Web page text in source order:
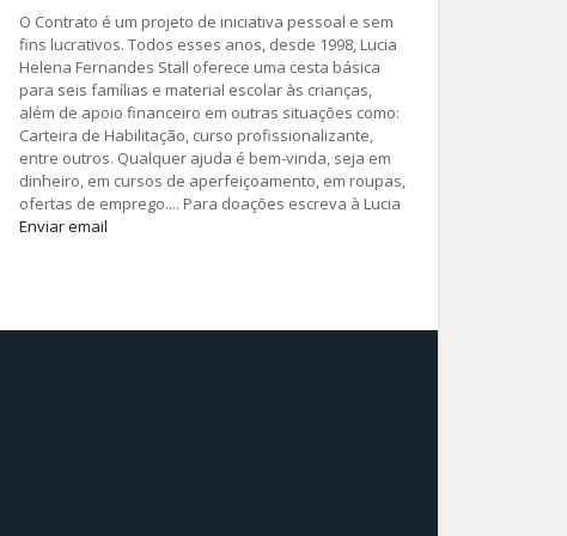
O Contrato é um projeto de iniciativa pessoal e sem
fins lucrativos. Todos esses anos, desde 1998, Lucia
Helena Fernandes Stall oferece uma cesta básica
para seis famílias e material escolar às crianças,
além de apoio financeiro em outras situações como:
Carteira de Habilitação, curso profissionalizante,
entre outros. Qualquer ajuda é bem-vinda, seja em
dinheiro, em cursos de aperfeiçoamento, em roupas,
ofertas de emprego.... Para doações escreva à Lucia
Enviar email